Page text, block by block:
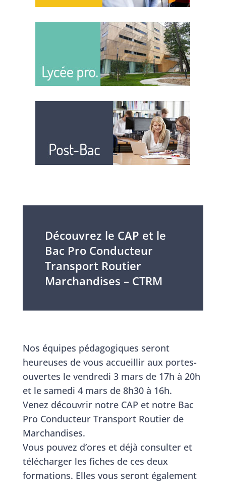
Découvrez le CAP et le
Bac Pro Conducteur
Transport Routier
Marchandises – CTRM
Nos équipes pédagogiques seront
heureuses de vous accueillir aux portes-
ouvertes le vendredi 3 mars de 17h à 20h
et le samedi 4 mars de 8h30 à 16h.
Venez découvrir notre CAP et notre Bac
Pro Conducteur Transport Routier de
Marchandises.
Vous pouvez d’ores et déjà consulter et
télécharger les fiches de ces deux
formations. Elles vous seront également